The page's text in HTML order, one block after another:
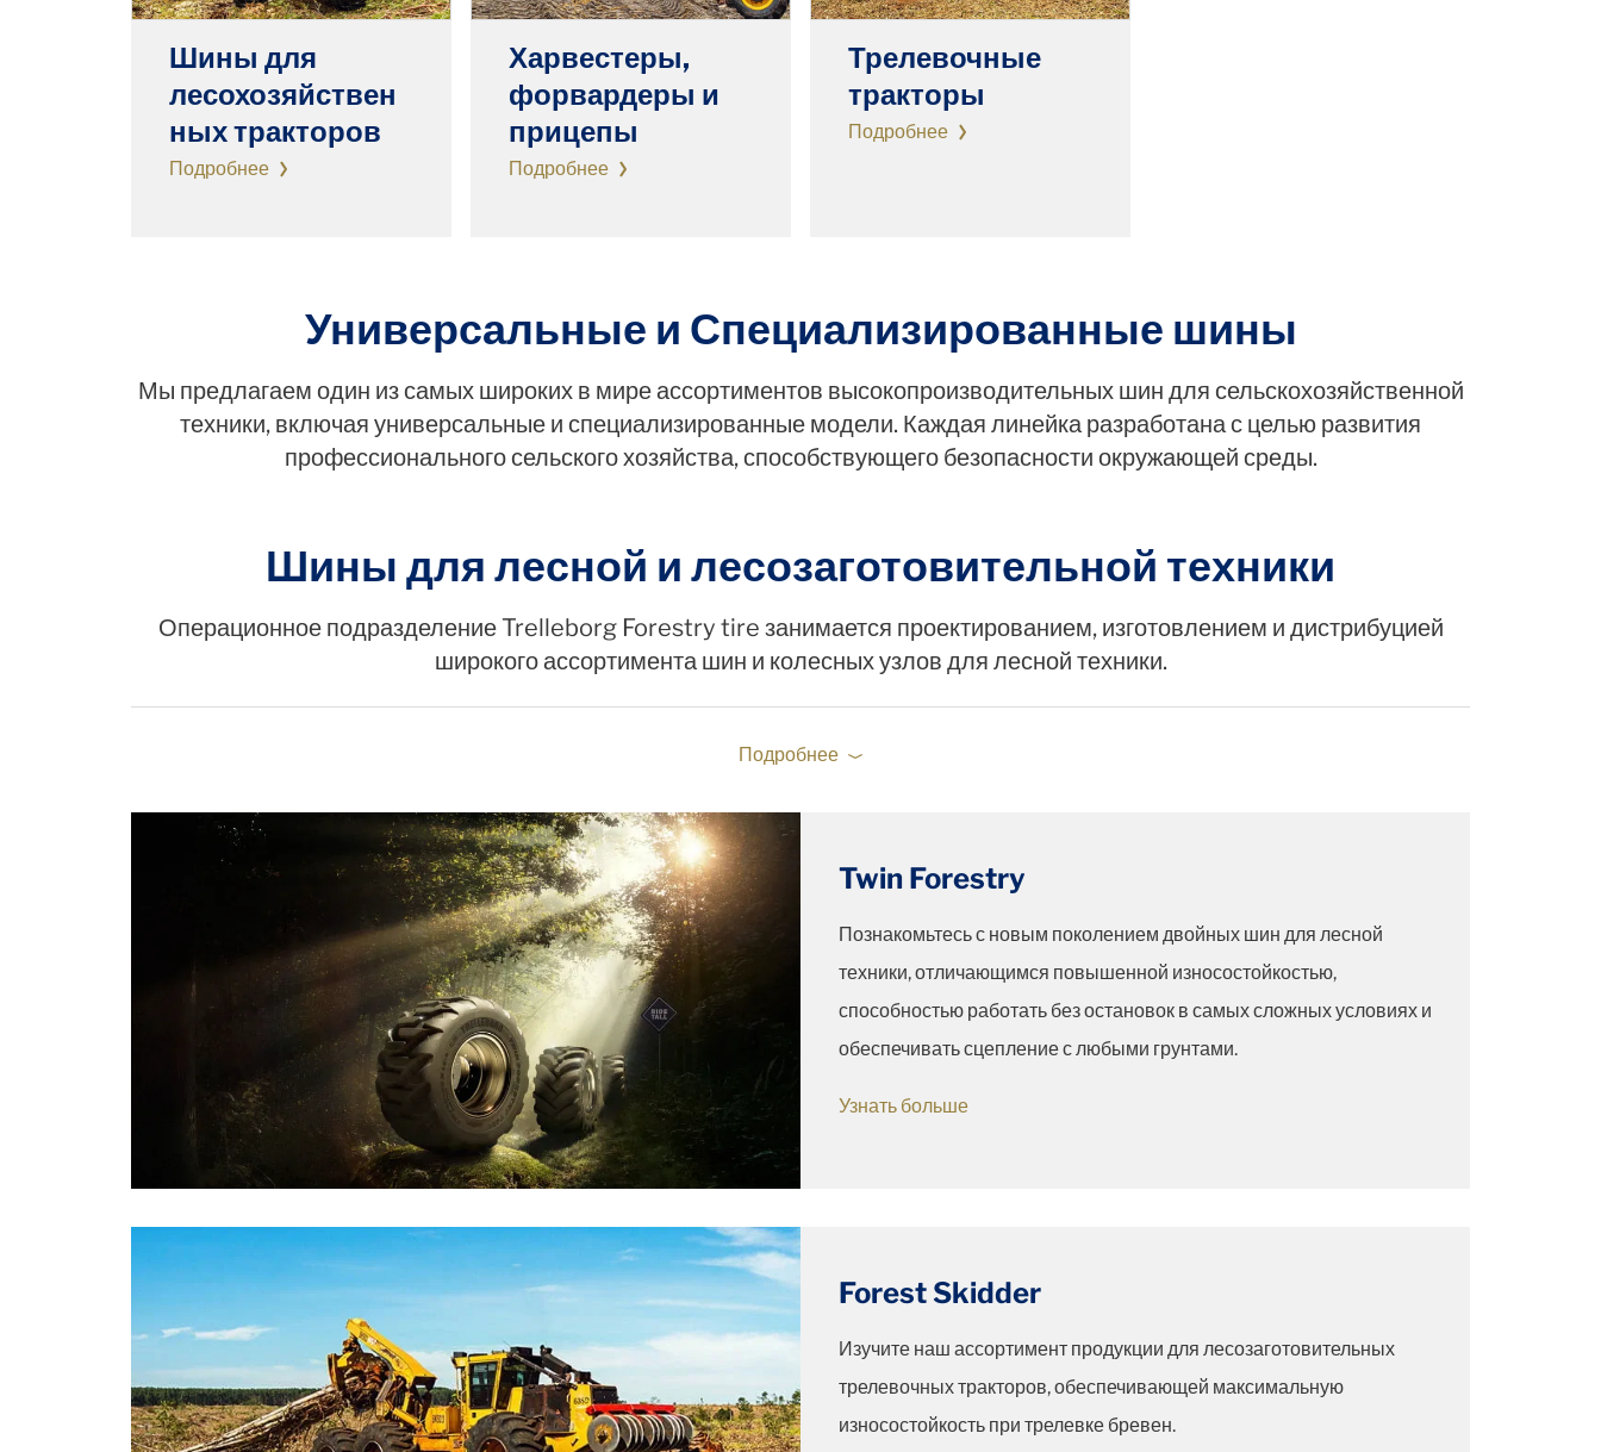
Шины для
лесохозяйствен
ных тракторов
Подробнее
Харвестеры,
форвардеры и
прицепы
Подробнее
Трелевочные
тракторы
Подробнее
Универсальные и Специализированные шины
Мы предлагаем один из самых широких в мире ассортиментов высокопроизводительных шин для сельскохозяйственной
техники, включая универсальные и специализированные модели. Каждая линейка разработана с целью развития
профессионального сельского хозяйства, способствующего безопасности окружающей среды.
Шины для лесной и лесозаготовительной техники
Операционное подразделение Trelleborg Forestry tire занимается проектированием, изготовлением и дистрибуцией
широкого ассортимента шин и колесных узлов для лесной техники.
Подробнее
Twin Forestry
Познакомьтесь с новым поколением двойных шин для лесной
техники, отличающимся повышенной износостойкостью,
способностью работать без остановок в самых сложных условиях и
обеспечивать сцепление с любыми грунтами.
Узнать больше
Forest Skidder
Изучите наш ассортимент продукции для лесозаготовительных
трелевочных тракторов, обеспечивающей максимальную
износостойкость при трелевке бревен.